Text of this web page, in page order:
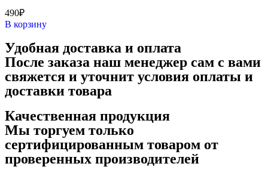
490₽
В корзину
Удобная доставка и оплата
После заказа наш менеджер сам с вами
свяжется и уточнит условия оплаты и
доставки товара
Качественная продукция
Мы торгуем только
сертифицированным товаром от
проверенных производителей